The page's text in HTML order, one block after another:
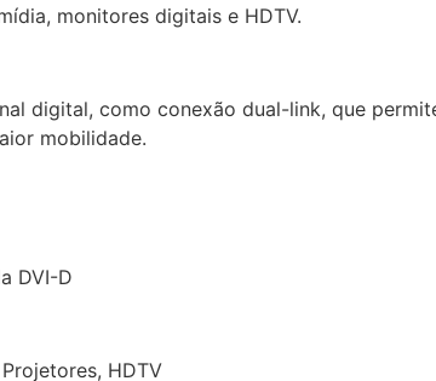
monitores digitais e HDTV.
digital, como conexão dual-link, que
mobilidade.
DVI-D
HDTV